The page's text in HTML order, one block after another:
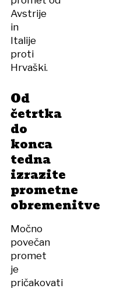
Avstrije
in
Italije
proti
Hrvaški.
Od
četrtka
do
konca
tedna
izrazite
prometne
obremenitve
Močno
povečan
promet
je
pričakovati